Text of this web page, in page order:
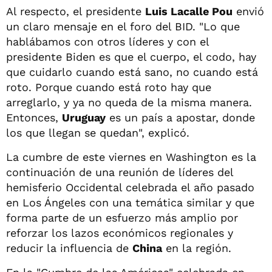
Al respecto, el presidente Luis Lacalle Pou envió
un claro mensaje en el foro del BID. "Lo que
hablábamos con otros líderes y con el
presidente Biden es que el cuerpo, el codo, hay
que cuidarlo cuando está sano, no cuando está
roto. Porque cuando está roto hay que
arreglarlo, y ya no queda de la misma manera.
Entonces, Uruguay es un país a apostar, donde
los que llegan se quedan", explicó.
La cumbre de este viernes en Washington es la
continuación de una reunión de líderes del
hemisferio Occidental celebrada el año pasado
en Los Ángeles con una temática similar y que
forma parte de un esfuerzo más amplio por
reforzar los lazos económicos regionales y
reducir la influencia de Chinaen la región.